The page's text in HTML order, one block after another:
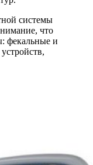
системы
что
фекальные и